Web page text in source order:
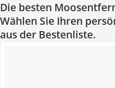
Die besten
Wählen Sie Ihren
aus der Bestenliste.